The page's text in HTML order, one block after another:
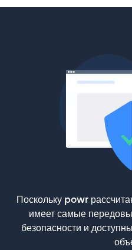
Поскольку powr
имеет самые
безопасности и